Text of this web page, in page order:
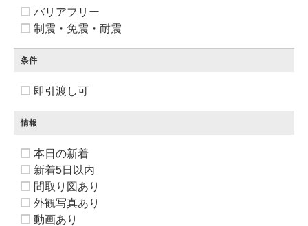
バリアフリー
制震・免震・耐震
条件
即引渡し可
情報
本日の新着
新着5日以内
間取り図あり
外観写真あり
動画あり